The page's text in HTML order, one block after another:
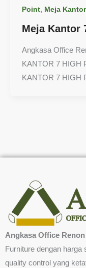
Point, Meja
Meja Kantor
Angkasa Office
KANTOR 7 HIGH
KANTOR 7 HIGH
Angkasa Office Renon
Furniture dengan
quality control yang